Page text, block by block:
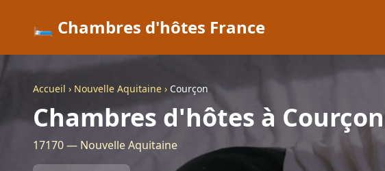
🛏️ Chambres d'hôtes France
Accueil › Nouvelle Aquitaine › Courçon
Chambres d'hôtes à Courçon
17170 — Nouvelle Aquitaine